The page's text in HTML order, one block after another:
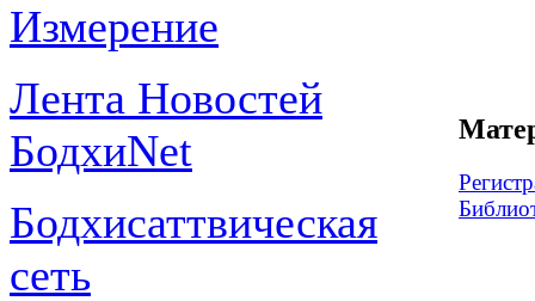
Измерение
Лента Новостей
БодхиNet
Бодхисаттвическая
сеть